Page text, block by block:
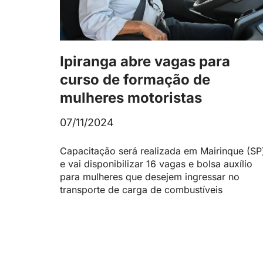
Ipiranga abre vagas para
curso de formação de
mulheres motoristas
07/11/2024
Capacitação será realizada em Mairinque
e vai disponibilizar 16 vagas e bolsa auxílio
para mulheres que desejem ingressar no
transporte de carga de combustíveis